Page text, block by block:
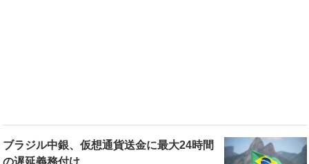
ブラジル中銀、仮想通貨送金に最大24時間